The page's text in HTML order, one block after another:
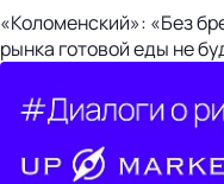
«Коломенский»: «Без
рынка готовой еды не